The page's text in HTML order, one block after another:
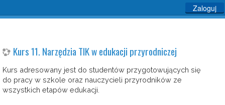
Zaloguj
Kurs 11. Narzędzia TIK w edukacji przyrodniczej
Kurs adresowany jest do studentów przygotowujących się
do pracy w szkole oraz nauczycieli przyrodników ze
wszystkich etapów edukacji.